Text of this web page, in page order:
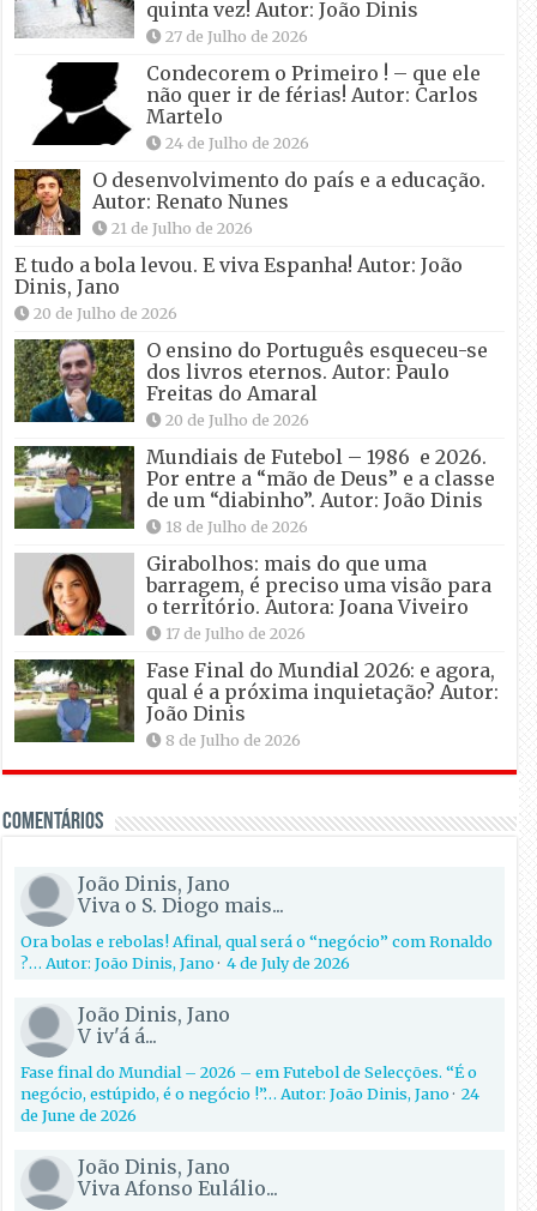
quinta vez! Autor: João Dinis
27 de Julho de 2026
Condecorem o Primeiro ! – que ele
não quer ir de férias! Autor: Carlos
Martelo
24 de Julho de 2026
O desenvolvimento do país e a educação.
Autor: Renato Nunes
21 de Julho de 2026
E tudo a bola levou. E viva Espanha! Autor: João
Dinis, Jano
20 de Julho de 2026
O ensino do Português esqueceu-se
dos livros eternos. Autor: Paulo
Freitas do Amaral
20 de Julho de 2026
Mundiais de Futebol – 1986 e 2026.
Por entre a “mão de Deus” e a classe
de um “diabinho”. Autor: João Dinis
18 de Julho de 2026
Girabolhos: mais do que uma
barragem, é preciso uma visão para
o território. Autora: Joana Viveiro
17 de Julho de 2026
Fase Final do Mundial 2026: e agora,
qual é a próxima inquietação? Autor:
João Dinis
8 de Julho de 2026
Comentários
João Dinis, Jano
Viva o S. Diogo mais...
Ora bolas e rebolas! Afinal, qual será o “negócio” com Ronaldo
?… Autor: João Dinis, Jano·4 de July de 2026
João Dinis, Jano
V iv'á á...
Fase final do Mundial – 2026 – em Futebol de Selecções. “É o
negócio, estúpido, é o negócio !”… Autor: João Dinis, Jano·24
de June de 2026
João Dinis, Jano
Viva Afonso Eulálio...